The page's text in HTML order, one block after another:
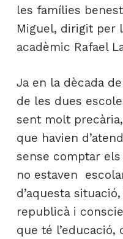
les famílies
Miguel, dirigit per
acadèmic Rafael
Ja en la dècada
de les dues
sent molt
que havien
sense comptar
no estaven
d’aquesta
republicà i
que té l’educació,